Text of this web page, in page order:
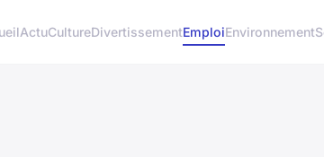
ActuCultureDivertissementEmploiEnvironnement